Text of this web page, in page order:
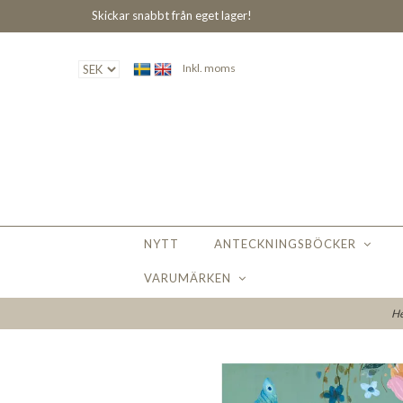
Skickar snabbt från eget lager!
Inkl. moms
NYTT ANTECKNINGSBÖCKER
VARUMÄRKEN